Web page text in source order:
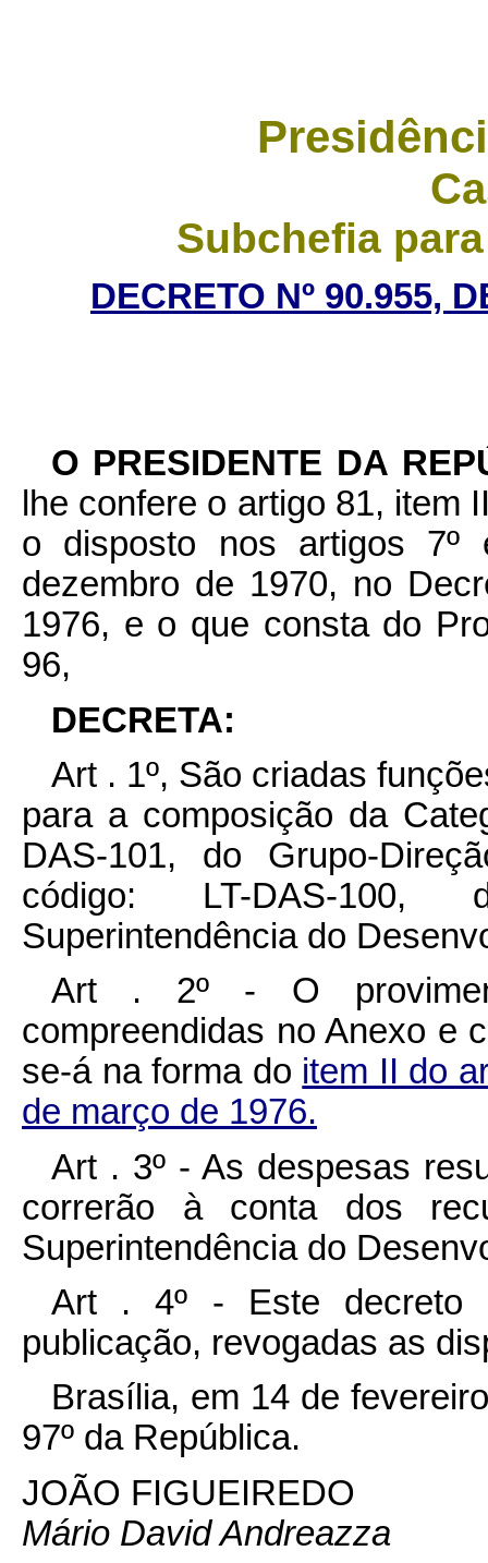
Subchefia
DECRETO Nº 90.955,
O PRESIDENTE DA
lhe confere o artigo 81, item
o disposto nos artigos
dezembro de 1970, no
1976, e o que consta do
96,
DECRETA:
Art . 1º, São criadas
para a composição da
DAS-101, do Grupo-
código: LT-DAS-
Superintendência do
Art . 2º - O
compreendidas no Anexo e
se-á na forma do item II do
de março de 1976.
Art . 3º - As despesas
correrão à conta dos
Superintendência do
Art . 4º - Este decreto
publicação, revogadas as
Brasília, em 14 de
97º da República.
JOÃO FIGUEIREDO
Mário David Andreazza